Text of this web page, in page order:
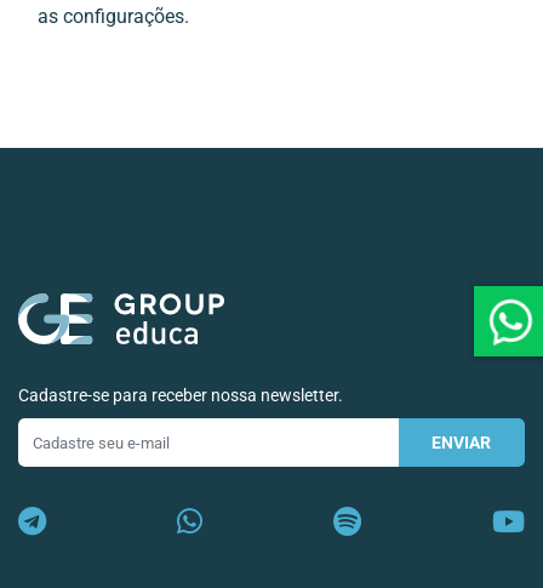
as configurações.
Cadastre-se para receber nossa newsletter.
ENVIAR